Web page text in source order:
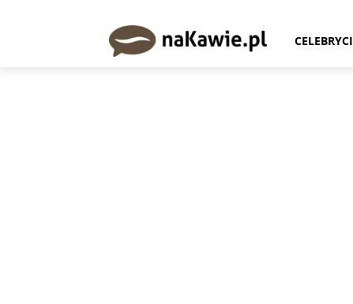
CELEBRYCI